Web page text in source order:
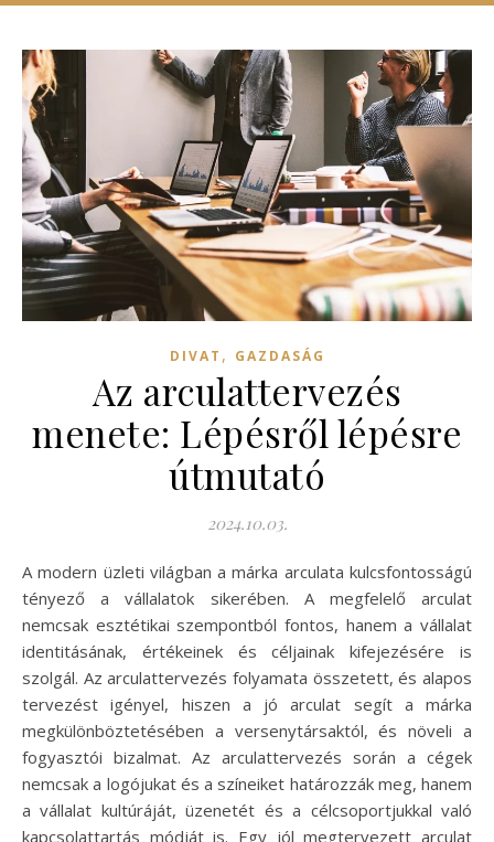
DIVAT , GAZDASÁG
Az arculattervezés
menete: Lépésről lépésre
útmutató
2024.10.03.
A modern üzleti világban a márka arculata kulcsfontosságú
tényező a vállalatok sikerében. A megfelelő arculat
nemcsak esztétikai szempontból fontos, hanem a vállalat
identitásának, értékeinek és céljainak kifejezésére is
szolgál. Az arculattervezés folyamata összetett, és alapos
tervezést igényel, hiszen a jó arculat segít a márka
megkülönböztetésében a versenytársaktól, és növeli a
fogyasztói bizalmat. Az arculattervezés során a cégek
nemcsak a logójukat és a színeiket határozzák meg, hanem
a vállalat kultúráját, üzenetét és a célcsoportjukkal való
kapcsolattartás módját is. Egy jól megtervezett arculat